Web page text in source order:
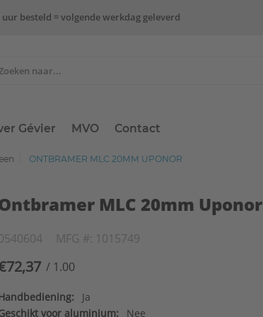
uur besteld = volgende werkdag geleverd
Gévier MVO Contact
ONTBRAMER MLC 20MM UPONOR
MLC 20mm Uponor
MFG #: 1015749
/ 1.00
Ja
voor aluminium:
Nee